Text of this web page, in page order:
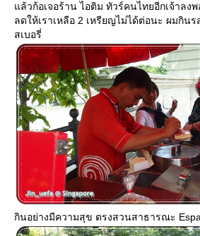
ล้วก้อเจอร้าน ไอติม ทัวร์คนไทยอีกเจ้าลง
ลดให้เราเหลือ 2 เหรียญไม่ได้ต่อนะ ผมกิน
สเบอรี่
กินอย่างมีความสุข ตรงสวนสาธารณะ